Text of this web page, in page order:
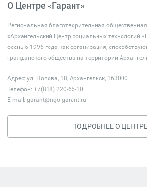
О Центре «Гарант»
Региональная благотворительная
«Архангельский Центр социальных технологий
осенью 1996 года как организация,
гражданского общества на территории
Адрес: ул. Попова, 18, Архангельск, 163000
Телефон: +7(818) 220-65-10
E-mail: garant@ngo-garant.ru
ПОДРОБНЕЕ О ЦЕНТРЕ